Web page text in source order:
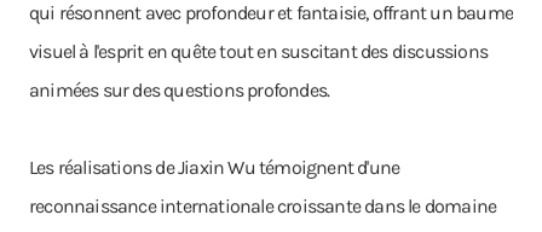
qui résonnent avec profondeur et fantaisie, offrant un baume
visuel à l'esprit en quête tout en suscitant des discussions
animées sur des questions profondes.
Les réalisations de Jiaxin Wu témoignent d'une
reconnaissance internationale croissante dans le domaine